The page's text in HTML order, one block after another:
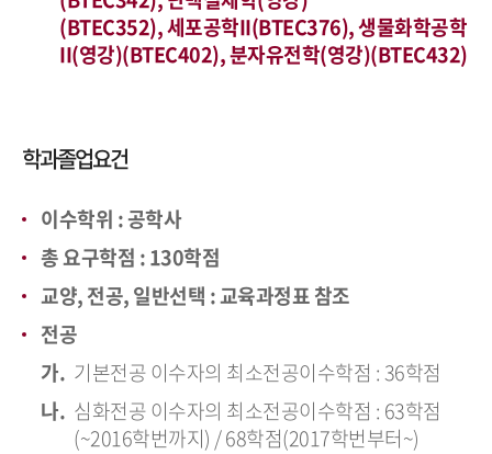
(BTEC352), 세포공학II(BTEC376), 생물화학공학
II(영강)(BTEC402), 분자유전학(영강)(BTEC432)
학과졸업요건
이수학위 : 공학사
총 요구학점 : 130학점
교양, 전공, 일반선택 : 교육과정표 참조
전공
기본전공 이수자의 최소전공이수학점 : 36학점
심화전공 이수자의 최소전공이수학점 : 63학점
(~2016학번까지) / 68학점(2017학번부터~)